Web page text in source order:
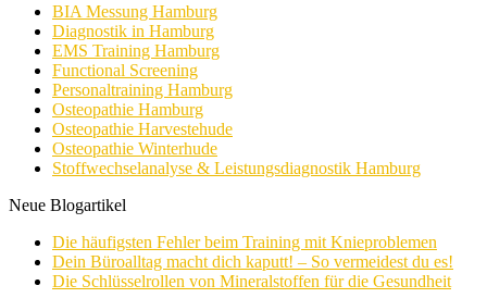
BIA Messung Hamburg
Diagnostik in Hamburg
EMS Training Hamburg
Functional Screening
Personaltraining Hamburg
Osteopathie Hamburg
Osteopathie Harvestehude
Osteopathie Winterhude
Stoffwechselanalyse & Leistungsdiagnostik Hamburg
Neue Blogartikel
Die häufigsten Fehler beim Training mit Knieproblemen
Dein Büroalltag macht dich kaputt! – So vermeidest du es!
Die Schlüsselrollen von Mineralstoffen für die Gesundheit